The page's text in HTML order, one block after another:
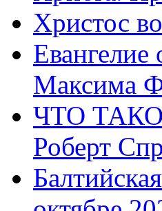
Христос
Максима
ЧТО
Роберт